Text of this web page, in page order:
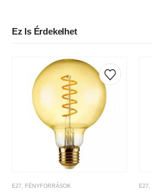
Ez Is Érdekelhet
E27, FÉNYFORRÁSOK E27,